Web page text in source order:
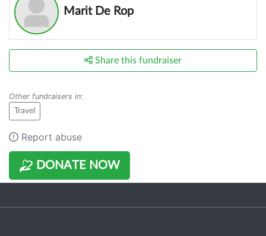
Marit De Rop
DONATE NOW
Share this fundraiser
Other fundraisers in:
Travel
Report abuse